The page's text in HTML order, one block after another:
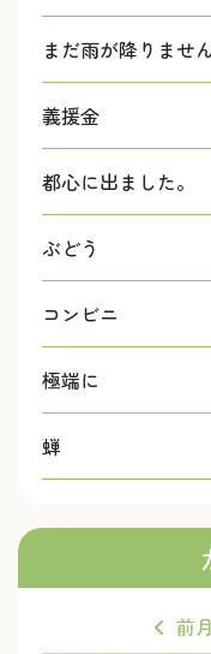
まだ雨が降りません
義援金
都心に出ました。
ぶどう
コンビニ
極端に
蝉
前月